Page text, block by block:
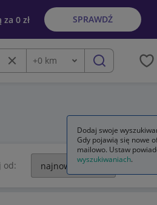
0 zł SPRAWDŹ
Wyczyść frazę
Odległość
+0 km szukaj
od:
Dodaj swoje
Gdy pojawią się nowe
mailowo. Ustaw
wyszukiwaniach.